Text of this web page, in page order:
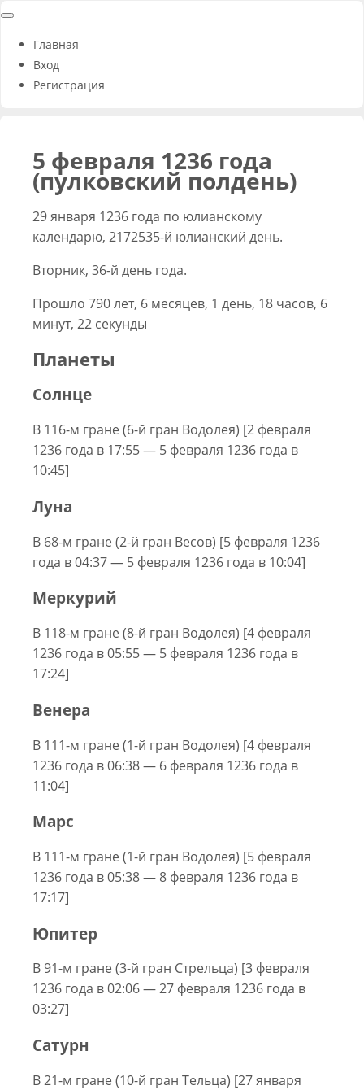
Главная
Вход
Регистрация
5 февраля 1236 года
(пулковский полдень)
29 января 1236 года по юлианскому
календарю, 2172535-й юлианский день.
Вторник, 36-й день года.
Прошло 790 лет, 6 месяцев, 1 день, 18 часов, 6
минут, 22 секунды
Планеты
Солнце
В 116-м гране (6-й гран Водолея) [2 февраля
1236 года в 17:55 — 5 февраля 1236 года в
10:45]
Луна
В 68-м гране (2-й гран Весов) [5 февраля 1236
года в 04:37 — 5 февраля 1236 года в 10:04]
Меркурий
В 118-м гране (8-й гран Водолея) [4 февраля
1236 года в 05:55 — 5 февраля 1236 года в
17:24]
Венера
В 111-м гране (1-й гран Водолея) [4 февраля
1236 года в 06:38 — 6 февраля 1236 года в
11:04]
Марс
В 111-м гране (1-й гран Водолея) [5 февраля
1236 года в 05:38 — 8 февраля 1236 года в
17:17]
Юпитер
В 91-м гране (3-й гран Стрельца) [3 февраля
1236 года в 02:06 — 27 февраля 1236 года в
03:27]
Сатурн
В 21-м гране (10-й гран Тельца) [27 января